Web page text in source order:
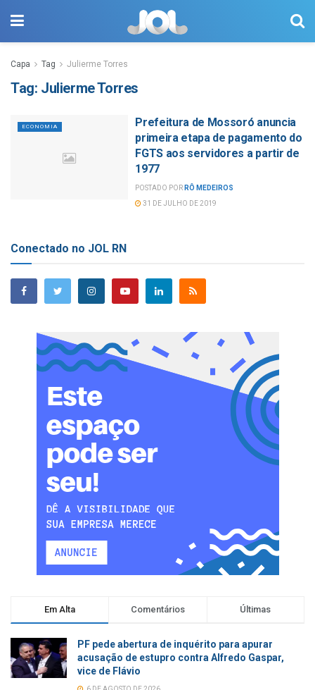
Capa Tag Julierme Torres
Tag: Julierme Torres
ECONOMIA
Prefeitura de Mossoró anuncia
primeira etapa de pagamento do
FGTS aos servidores a partir de
1977
POSTADO POR RÔ MEDEIROS
31 DE JULHO DE 2019
Conectado no JOL RN
Em Alta Comentários Últimas
PF pede abertura de inquérito para apurar
acusação de estupro contra Alfredo Gaspar,
vice de Flávio